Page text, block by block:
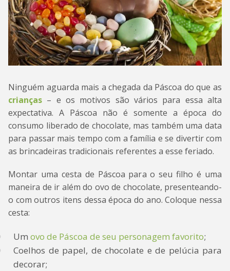
Ninguém aguarda mais a chegada da Páscoa do que as
crianças – e os motivos são vários para essa alta
expectativa. A Páscoa não é somente a época do
consumo liberado de chocolate, mas também uma data
para passar mais tempo com a família e se divertir com
as brincadeiras tradicionais referentes a esse feriado.
Montar uma cesta de Páscoa para o seu filho é uma
maneira de ir além do ovo de chocolate, presenteando-
o com outros itens dessa época do ano. Coloque nessa
cesta:
Um ovo de Páscoa de seu personagem favorito;
Coelhos de papel, de chocolate e de pelúcia para
decorar;